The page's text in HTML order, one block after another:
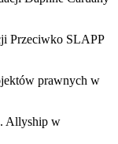
Przeciwko SLAPP
prawnych w
Allyship w